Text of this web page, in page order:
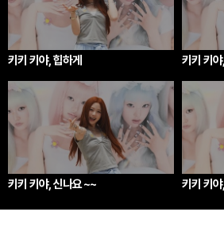
키키 키야, 힙하게 키키 키
키키 키야, 신나요 ~~ 키키 키